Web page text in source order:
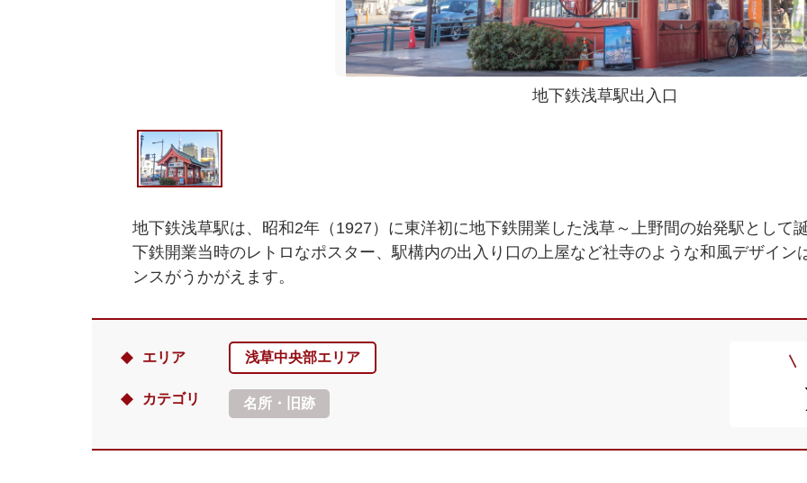
地下鉄浅草駅出入口
地下鉄浅草駅は、昭和2年（1927）に東洋初に地下鉄開業した浅草～上野間の始発駅として
下鉄開業当時のレトロなポスター、駅構内の出入り口の上屋など社寺のような和風デザイン
ンスがうかがえます。
エリア 浅草中央部エリア
カテゴリ 名所・旧跡